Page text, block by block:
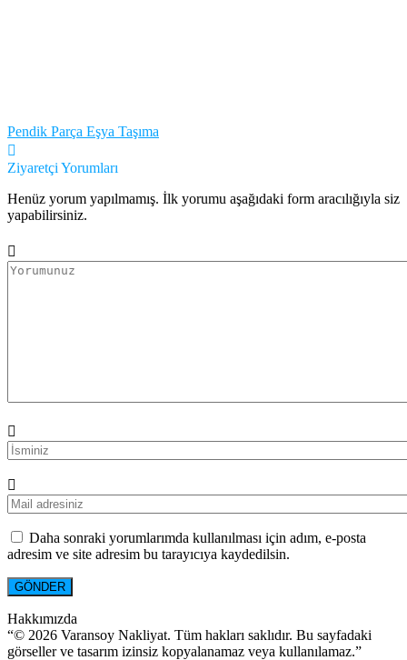
Pendik Parça Eşya Taşıma
Ziyaretçi Yorumları
Henüz yorum yapılmamış. İlk yorumu aşağıdaki form aracılığıyla siz
yapabilirsiniz.
Daha sonraki yorumlarımda kullanılması için adım, e-posta
adresim ve site adresim bu tarayıcıya kaydedilsin.
Hakkımızda
“© 2026 Varansoy Nakliyat. Tüm hakları saklıdır. Bu sayfadaki
görseller ve tasarım izinsiz kopyalanamaz veya kullanılamaz.”